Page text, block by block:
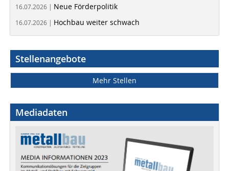
16.07.2026 | Neue Förderpolitik
16.07.2026 | Hochbau weiter schwach
Stellenangebote
Mehr Stellen
Mediadaten